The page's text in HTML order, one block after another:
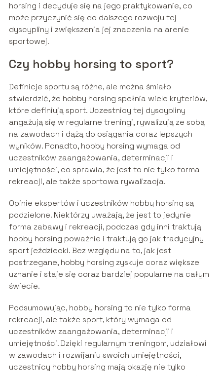
horsing i decyduje się na jego praktykowanie, co
może przyczynić się do dalszego rozwoju tej
dyscypliny i zwiększenia jej znaczenia na arenie
sportowej.
Czy hobby horsing to sport?
Definicje sportu są różne, ale można śmiało
stwierdzić, że hobby horsing spełnia wiele kryteriów,
które definiują sport. Uczestnicy tej dyscypliny
angażują się w regularne treningi, rywalizują ze sobą
na zawodach i dążą do osiągania coraz lepszych
wyników. Ponadto, hobby horsing wymaga od
uczestników zaangażowania, determinacji i
umiejętności, co sprawia, że jest to nie tylko forma
rekreacji, ale także sportowa rywalizacja.
Opinie ekspertów i uczestników hobby horsing są
podzielone. Niektórzy uważają, że jest to jedynie
forma zabawy i rekreacji, podczas gdy inni traktują
hobby horsing poważnie i traktują go jak tradycyjny
sport jeździecki. Bez względu na to, jak jest
postrzegane, hobby horsing zyskuje coraz większe
uznanie i staje się coraz bardziej popularne na całym
świecie.
Podsumowując, hobby horsing to nie tylko forma
rekreacji, ale także sport, który wymaga od
uczestników zaangażowania, determinacji i
umiejętności. Dzięki regularnym treningom, udziałowi
w zawodach i rozwijaniu swoich umiejętności,
uczestnicy hobby horsing mają okazję nie tylko